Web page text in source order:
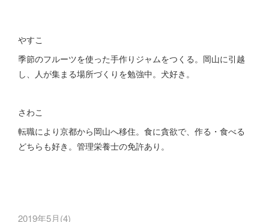
やすこ
季節のフルーツを使った手作りジャムをつくる。岡山に引越
し、人が集まる場所づくりを勉強中。犬好き。
さわこ
転職により京都から岡山へ移住。食に貪欲で、作る・食べる
どちらも好き。管理栄養士の免許あり。
2019年5月(4)